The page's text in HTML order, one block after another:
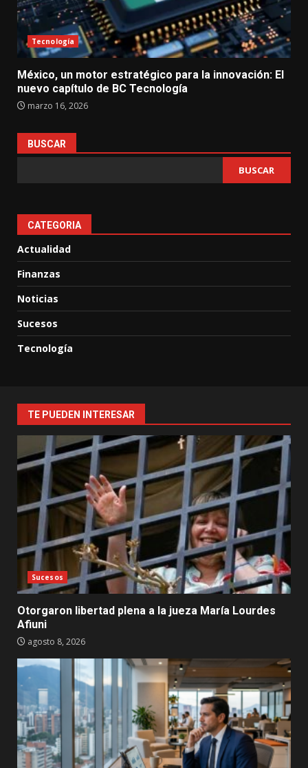
Tecnología
México, un motor estratégico para la innovación: El
nuevo capítulo de BC Tecnología
marzo 16, 2026
BUSCAR
BUSCAR
CATEGORIA
Actualidad
Finanzas
Noticias
Sucesos
Tecnología
TE PUEDEN INTERESAR
Sucesos
Otorgaron libertad plena a la jueza María Lourdes
Afiuni
agosto 8, 2026